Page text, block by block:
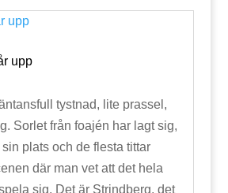
upp
tystnad, lite prassel,
Sorlet från foajén har lagt sig,
plats och de flesta tittar
där man vet att det hela
sig. Det är Strindberg, det